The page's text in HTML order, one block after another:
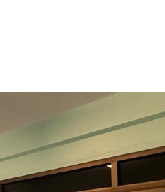
เพิ่มยูนิตเปรียบเทียบ